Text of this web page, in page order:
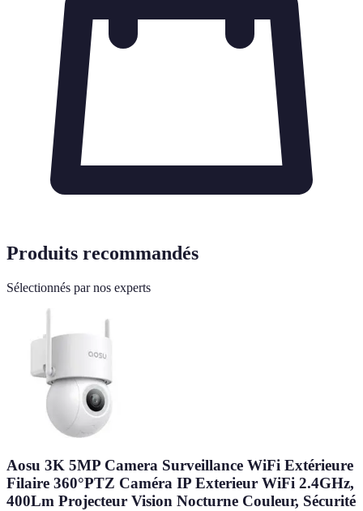
Produits recommandés
Sélectionnés par nos experts
Aosu 3K 5MP Camera Surveillance WiFi Extérieure
Filaire 360°PTZ Caméra IP Exterieur WiFi 2.4GHz,
400Lm Projecteur Vision Nocturne Couleur, Sécurité